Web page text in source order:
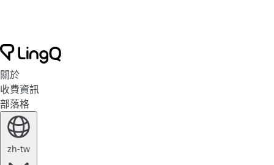
關於
收費資訊
部落格
zh-tw